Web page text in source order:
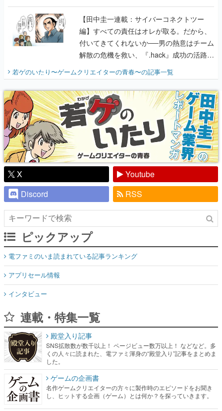
に行って、より理解を深めよう【PR】
【田中圭一連載：サイバーコネクトツー
編】すべての責任はオレが取る。だから、
付いてきてくれないか──男の熱意はチーム
解散の危機を救い、『.hack』成功の活路を
『少年ジャンプ』色だった【若ゲのいた
り】
若ゲのいたり〜ゲームクリエイターの青春〜の記事一覧
X
Youtube
Discord
RSS
ピックアップ
電ファミのいま読まれている記事ランキング
アプリセール情報
インタビュー
連載・特集一覧
殿堂入り記事
SNS拡散数が数千以上！ ページビュー数万以上！ などなど。多
くの人々に読まれた、電ファミ渾身の“殿堂入り”記事をまとめま
した。
ゲームの企画書
名作ゲームクリエイターの方々に製作時のエピソードをお聞き
し、ヒットする企画（ゲーム）とは何か？を探っていきます。